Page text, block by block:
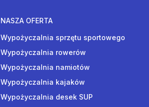
NASZA OFERTA
Wypożyczalnia sprzętu sportowego
Wypożyczalnia rowerów
Wypożyczalnia namiotów
Wypożyczalnia kajaków
Wypożyczalnia desek SUP